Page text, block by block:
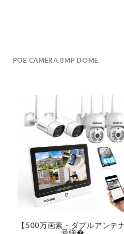
POE CAMERA 8MP DOME
信 Eget Non Arcu